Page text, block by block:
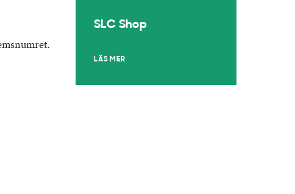
SLC Shop
LÄS MER